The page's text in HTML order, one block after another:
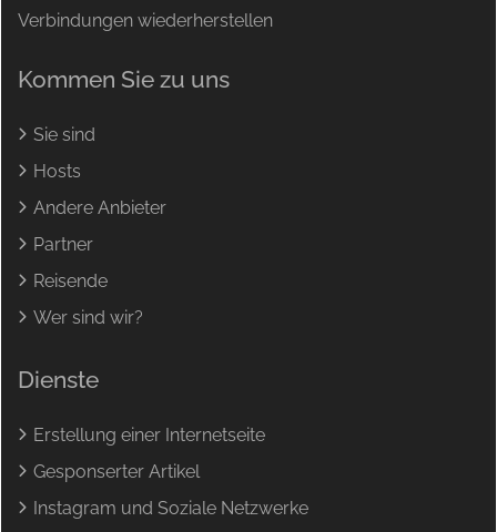
Verbindungen wiederherstellen
Kommen Sie zu uns
Sie sind
Hosts
Andere Anbieter
Partner
Reisende
Wer sind wir?
Dienste
Erstellung einer Internetseite
Gesponserter Artikel
Instagram und Soziale Netzwerke